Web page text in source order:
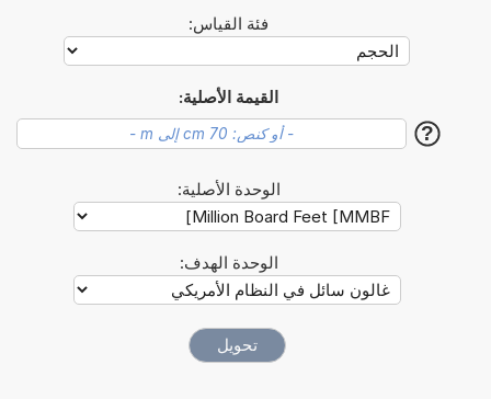
فئة القياس:
القيمة الأصلية:
?
الوحدة الأصلية:
الوحدة الهدف: